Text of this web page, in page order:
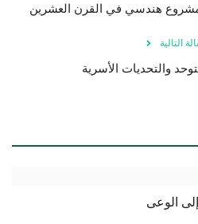
مشروع هندسي في القرن العشرين
التالية
والتحديات الأسرية
الوعى